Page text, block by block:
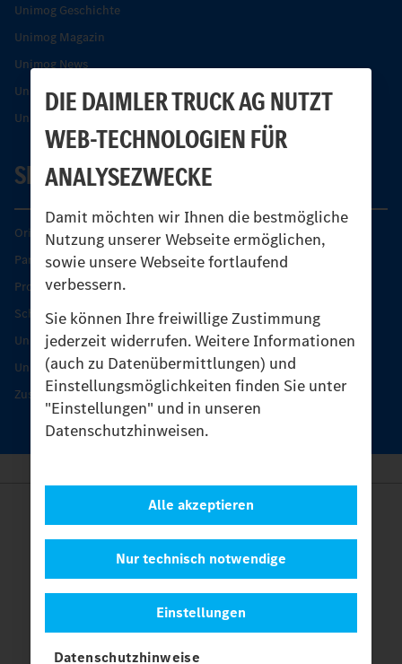
DIE DAIMLER TRUCK AG NUTZT
WEB-TECHNOLOGIEN FÜR
ANALYSEZWECKE
Damit möchten wir Ihnen die bestmögliche
Nutzung unserer Webseite ermöglichen,
sowie unsere Webseite fortlaufend
verbessern.
Sie können Ihre freiwillige Zustimmung
jederzeit widerrufen. Weitere Informationen
(auch zu Datenübermittlungen) und
Einstellungsmöglichkeiten finden Sie unter
"Einstellungen" und in unseren
Datenschutzhinweisen.
Einstellungen
Nur technisch notwendige
Alle akzeptieren
Datenschutzhinweise
Unimog Geschichte
Unimog Magazin
Unimog News
Unimog Partner-Portal
Unimog Sicherheit
SERVICE
Original-Teile
Partner finden
Produkt-Highlights
Schutz und Werterhalt
Unimog Serviceangebot
Unimog Servicetage
Zusatzleistungen
Anbieter
Rechtliche Hinweise
Kontakt
Cookies
Datenschutz
Einstellungen
© 2026 Daimler Truck AG. Alle Rechte vorbehalten.